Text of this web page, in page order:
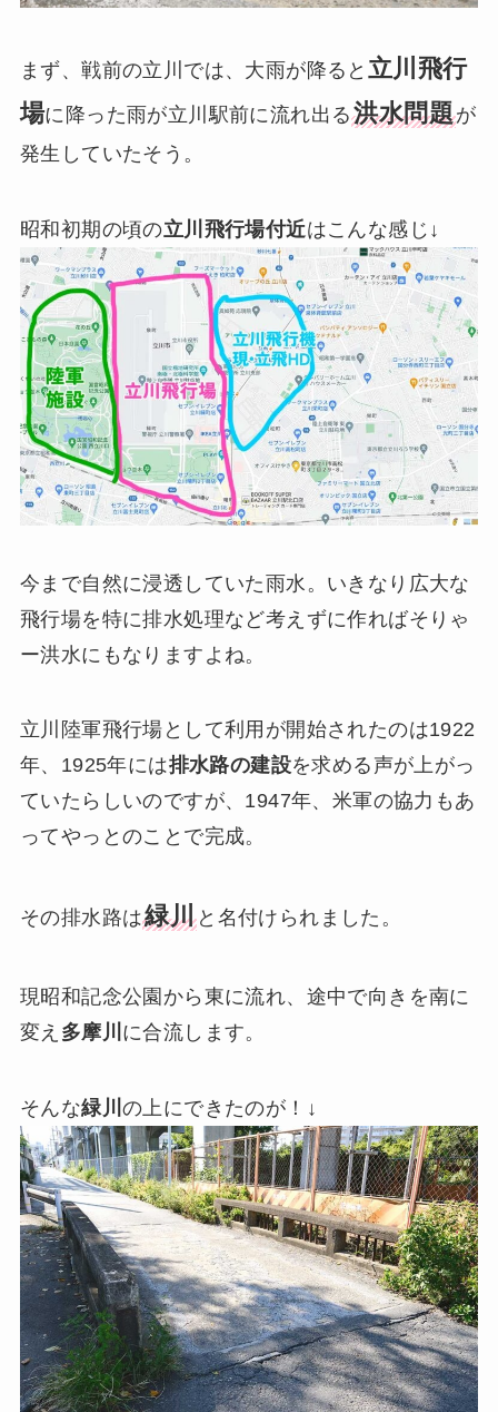
まず、戦前の立川では、大雨が降ると 立川飛行
場に降った雨が立川駅前に流れ出る洪水問題が
発生していたそう。
昭和初期の頃の立川飛行場付近はこんな感じ↓
今まで自然に浸透していた雨水。いきなり広大な
飛行場を特に排水処理など考えずに作ればそりゃ
ー洪水にもなりますよね。
立川陸軍飛行場として利用が開始されたのは1922
年、1925年には排水路の建設を求める声が上がっ
ていたらしいのですが、1947年、米軍の協力もあ
ってやっとのことで完成。
その排水路は緑川 と名付けられました。
現昭和記念公園から東に流れ、途中で向きを南に
変え 多摩川 に合流します。
そんな緑川 の上にできたのが！↓